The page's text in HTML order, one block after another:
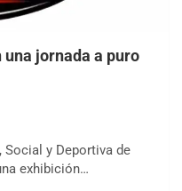
una jornada a puro
y Deportiva de
exhibición…